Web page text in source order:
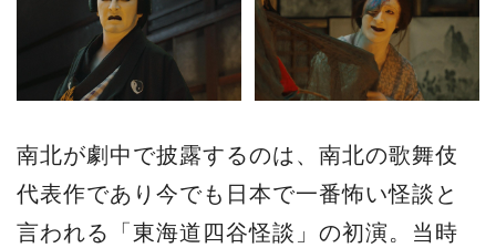
南北が劇中で披露するのは、南北の歌舞伎
代表作であり今でも日本で一番怖い怪談と
言われる「東海道四谷怪談」の初演。当時